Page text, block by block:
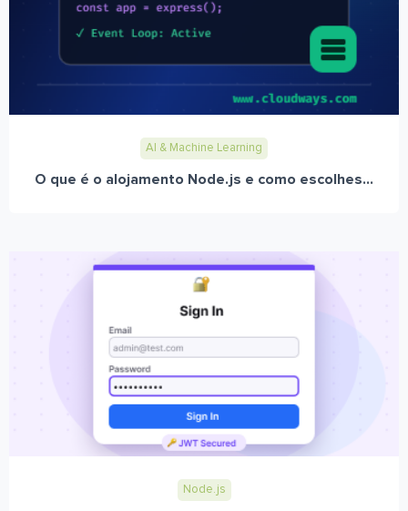
AI & Machine Learning
O que é o alojamento Node.js e como escolhes...
Node.js